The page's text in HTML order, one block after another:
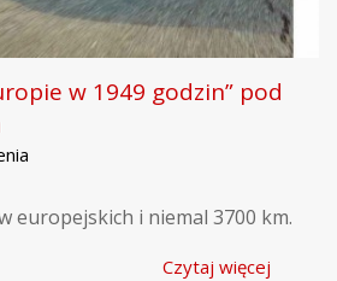
w 1949 godzin” pod
europejskich i niemal 3700 km.
Czytaj więcej